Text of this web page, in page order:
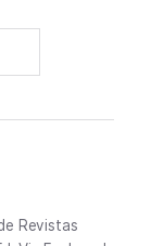
Revistas